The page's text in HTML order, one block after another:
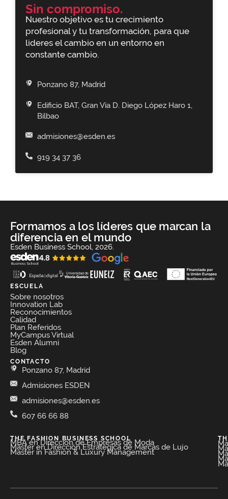
Sin compromiso.
Nuestro objetivo es tu crecimiento
profesional y tu transformación, para que
lideres el cambio en un entorno en
constante cambio.
Ponzano 87, Madrid
Edificio BAT, Gran Vía D. Diego López Haro 1,
Bilbao
admisiones@esden.es
919 34 37 36
Formamos a los líderes que marcan la
diferencia en el mundo
Esden Business School, 2026.
ESCUELA
Sobre nosotros
Innovation Lab
Reconocimientos
Calidad
Plan Referidos
MyCampus Virtual
Esden Alumni
Blog
CONTACTO
Ponzano 87, Madrid
Admisiones ESDEN
admisiones@esden.es
607 66 66 88
THE FASHION BUSINESS SCHOOL​
MBA en Dirección de Empresas de Moda​
Máster en Dirección Estratégica de Marcas de Lujo
Master in Fashion & Luxury Management